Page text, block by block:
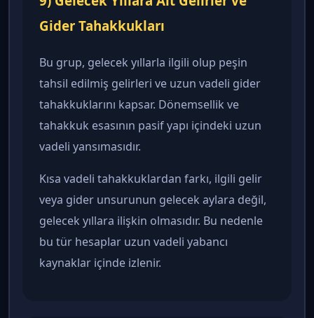
Gider Tahakkukları
Bu grup, gelecek yıllarla ilgili olup peşin
tahsil edilmiş gelirleri ve uzun vadeli gider
tahakkuklarını kapsar. Dönemsellik ve
tahakkuk esasının pasif yapı içindeki uzun
vadeli yansımasıdır.
Kısa vadeli tahakkuklardan farkı, ilgili gelir
veya gider unsurunun gelecek aylara değil,
gelecek yıllara ilişkin olmasıdır. Bu nedenle
bu tür hesaplar uzun vadeli yabancı
kaynaklar içinde izlenir.